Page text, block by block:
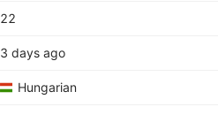
22
3 days ago
Hungarian